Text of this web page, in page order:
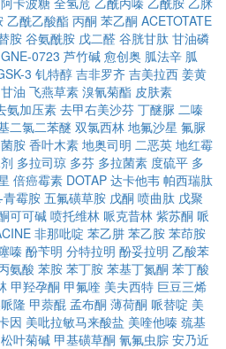
乙酰乙酸酯 丙酮 苯乙酮 ACETOTATE
胺 谷氨酰胺 戊二醛 谷胱甘肽 甘油磷
GNE-0723 芦竹碱 愈创奥 胍法辛 胍
3 钆特醇 吉非罗齐 吉美拉西 姜黄
甘油 飞燕草素 溴氰菊酯 皮肤素
氨加压素 去甲右美沙芬 丁醚脲 二嗪
二氯二苯醚 双氯西林 地氟沙星 氟脲
胺 香叶木素 地奥司明 二恶英 地红霉
多拉司琼 多芬 多拉菌素 度硫平 多
倍癌霉素 DOTAP 达卡他韦 帕西瑞肽
青霉胺 五氟磺草胺 戊酮 喷曲肽 戊聚
可可碱 喷托维林 哌克昔林 紫苏酮 哌
非那吡啶 苯乙肼 苯乙胺 苯茚胺
嗪 酚苄明 分特拉明 酚妥拉明 乙酸苯
氨酸 苯胺 苯丁胺 苯基丁氮酮 苯丁酸
甲羟孕酮 甲氟喹 美夫西特 巨豆三烯
隆 甲萘醌 孟布酮 薄荷酮 哌替啶 美
因 美吡拉敏马来酸盐 美喹他嗪 巯基
松叶菊碱 甲基磺草酮 氰氟虫腙 安乃近